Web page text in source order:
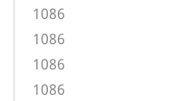
1086
1086
1086
1086